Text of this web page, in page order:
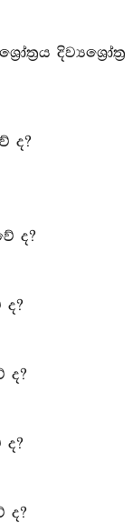
දිව්‍යශ්‍රෝත්‍ර
ද?
ද?
ද?
ද?